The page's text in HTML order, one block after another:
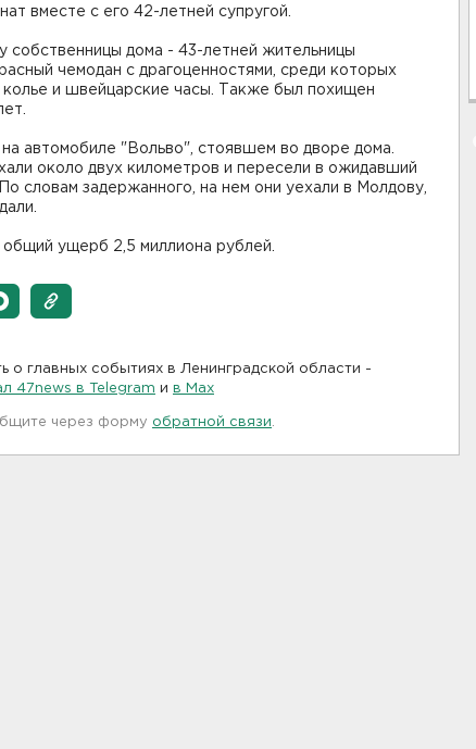
вместе с его 42-летней супругой.
собственницы дома - 43-летней жительницы
чемодан с драгоценностями, среди которых
колье и швейцарские часы. Также был похищен
автомобиле "Вольво", стоявшем во дворе дома.
около двух километров и пересели в ожидавший
словам задержанного, на нем они уехали в Молдову,
ущерб 2,5 миллиона рублей.
о главных событиях в Ленинградской области -
47news в Telegram и в Maх
через форму обратной связи